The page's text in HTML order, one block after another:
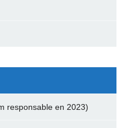
responsable en 2023)